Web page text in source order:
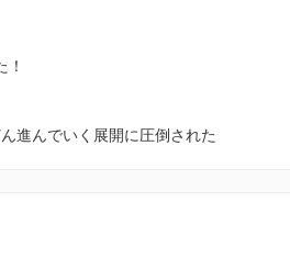
進んでいく展開に圧倒された